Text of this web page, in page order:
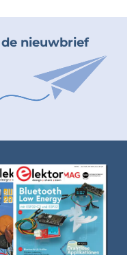
simulaties
industrie te
om
de conferentie door
de abstracts tot 1
over de
en het
op de
nieuwbrief